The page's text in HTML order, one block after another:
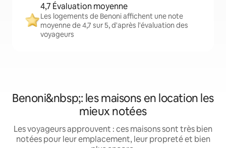
4,7 Évaluation moyenne
Les logements de Benoni affichent une note
moyenne de 4,7 sur 5, d'après l'évaluation des
voyageurs
Benoni&nbsp;: les maisons en location les
mieux notées
Les voyageurs approuvent : ces maisons sont très bien
notées pour leur emplacement, leur propreté et bien